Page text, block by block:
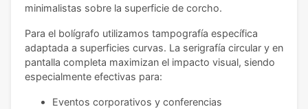
minimalistas sobre la superficie de corcho.
Para el bolígrafo utilizamos tampografía específica
adaptada a superficies curvas. La serigrafía circular y en
pantalla completa maximizan el impacto visual, siendo
especialmente efectivas para:
Eventos corporativos y conferencias